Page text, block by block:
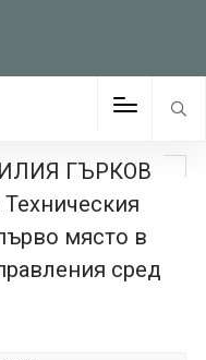
ГЪРКОВ
място в
сред